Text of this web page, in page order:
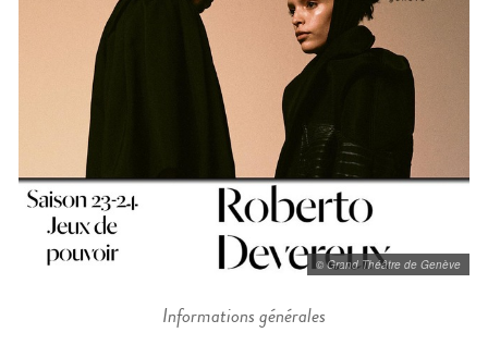
© Grand Théâtre de Genève
Informations générales